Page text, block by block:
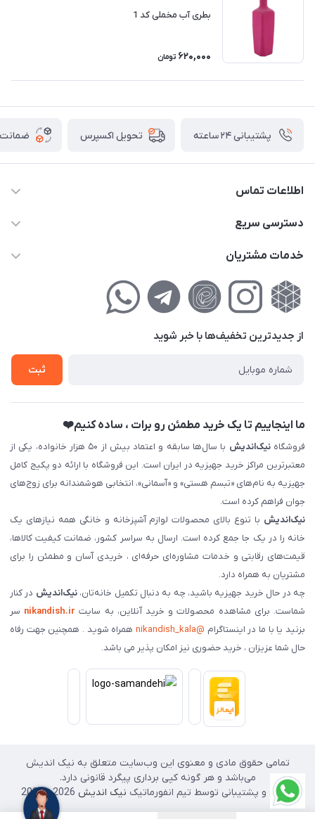
بطری آب مخملی کد 1
620,000 تومان
پشتیبانی ۲۴ ساعته تحویل اکسپرس ضمانت
اطلاعات تماس
02177111474
کوچه گلریز 4 غربی ، پلاک 13
دسترسی سریع
حساب کاربری
لیست محصولات
خدمات مشتریان
راهنمای‌خرید‌آنلاین
حریم خصوصی
فروش‌اقساطی
از جدید‌ترین تخفیف‌ها با‌ خبر شوید
ثبت
ما اینجاییم تا یک خرید مطمئن رو برات ، ساده کنیم❤️
فروشگاهنیک‌اندیش
با سال‌ها سابقه و اعتماد بیش از ۵۰ هزار خانواده، یکی از
معتبرترین مراکز خرید جهیزیه در ایران است. این فروشگاه با ارائه دو پکیج کامل
جهیزیه به نام‌های «تبسم هستی» و «آسمانی»، انتخابی هوشمندانه برای زوج‌های
جوان فراهم کرده است.
نیک‌اندیش با تنوع بالای محصولات لوازم آشپزخانه و خانگی همه نیازهای یک
خانه را در یک جا جمع کرده است. ارسال به سراسر کشور، ضمانت کیفیت کالاها،
قیمت‌های رقابتی و خدمات مشاوره‌ای حرفه‌ای ، خریدی آسان و مطمئن را برای
مشتریان به همراه دارد.
چه در حال خرید جهیزیه باشید، چه به دنبال تکمیل خانه‌تان،نیک‌اندیش در کنار
شماست. برای مشاهده محصولات و خرید آنلاین، به سایت nikandish.ir سر
بزنید یا با ما در اینستاگرام @nikandish_kala
همراه شوید . همچنین جهت رفاه
حال شما عزیزان ، خرید حضوری نیز امکان پذیر می باشد.
تمامی حقوق مادی و معنوی این وب‌سایت متعلق به نیک اندیش
می‌باشد و هر گونه کپی برداری پیگرد قانونی دارد.
طراحی و پشتیبانی توسط تیم انفورماتیک نیک اندیش 2026 - 2025